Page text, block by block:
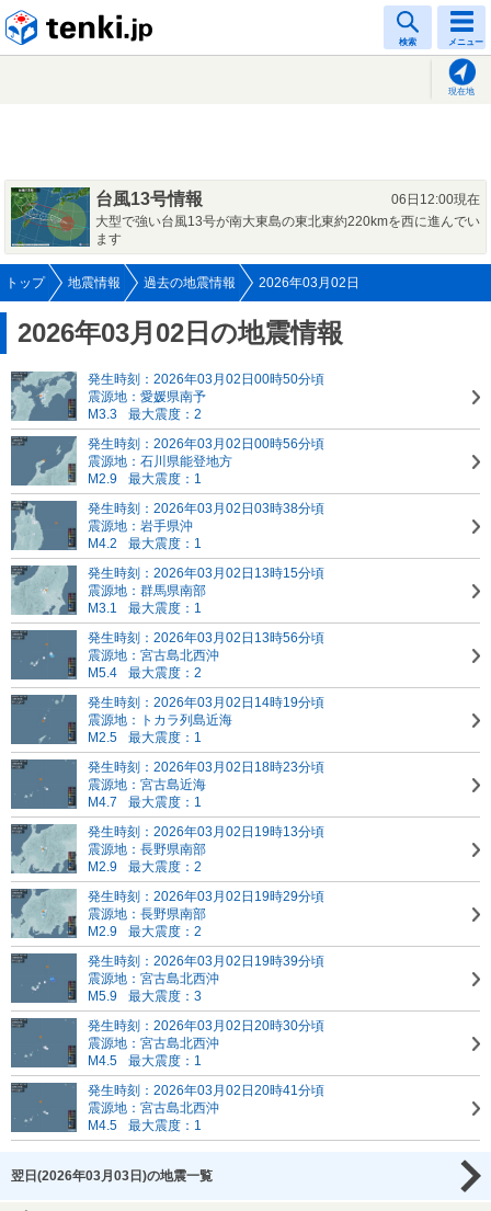
検索 メニュー
現在地
台風13号情報
06日12:00現在
大型で強い台風13号が南大東島の東北東約220kmを西に進んでい
ます
トップ 地震情報 過去の地震情報 2026年03月02日
2026年03月02日の地震情報
発生時刻：2026年03月02日00時50分頃
震源地：愛媛県南予
M3.3
最大震度：2
発生時刻：2026年03月02日00時56分頃
震源地：石川県能登地方
M2.9
最大震度：1
発生時刻：2026年03月02日03時38分頃
震源地：岩手県沖
M4.2
最大震度：1
発生時刻：2026年03月02日13時15分頃
震源地：群馬県南部
M3.1
最大震度：1
発生時刻：2026年03月02日13時56分頃
震源地：宮古島北西沖
M5.4
最大震度：2
発生時刻：2026年03月02日14時19分頃
震源地：トカラ列島近海
M2.5
最大震度：1
発生時刻：2026年03月02日18時23分頃
震源地：宮古島近海
M4.7
最大震度：1
発生時刻：2026年03月02日19時13分頃
震源地：長野県南部
M2.9
最大震度：2
発生時刻：2026年03月02日19時29分頃
震源地：長野県南部
M2.9
最大震度：2
発生時刻：2026年03月02日19時39分頃
震源地：宮古島北西沖
M5.9
最大震度：3
発生時刻：2026年03月02日20時30分頃
震源地：宮古島北西沖
M4.5
最大震度：1
発生時刻：2026年03月02日20時41分頃
震源地：宮古島北西沖
M4.5
最大震度：1
翌日(2026年03月03日)の地震一覧